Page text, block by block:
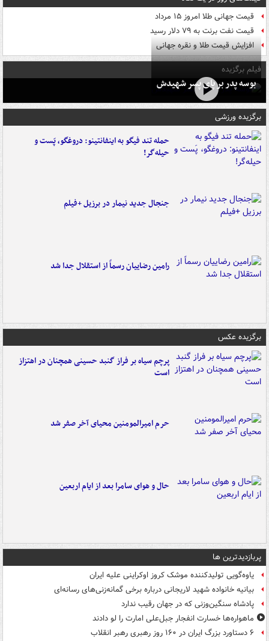
قیمت جهانی طلا امروز ۱۵ مرداد
قیمت نفت برنت به ۷۹ دلار رسید
افزایش قیمت طلا و نقره جهانی
فیلم برگزیده
بوسه‌ پدر بر پای پسر شهیدش
برگزیده ورزشی
حمله تند فیگو به اینفانتینو: دروغگو، پَست‌ و
حیله‌گر!
جنجال جدید نیمار در برزیل +فیلم
رامین رضاییان رسماً از استقلال جدا شد
برگزیده عکس
پرچم سیاه بر فراز گنبد حسینی همچنان در اهتزاز
است
حرم امیرالمومنین محیای آخر صفر شد
حال و هوای سامرا بعد از ایام اربعین
پربازدیدترین ها
یاوه‌گویی تولیدکننده موشک کروز اوکراینی علیه ایران
بیانیه خانواده شهید لاریجانی درباره برخی گمانه‌زنی‌های رسانه‌ای
پادشاه سنگین‌وزنی که در جهان رقیب ندارد
ماهواره‌ها خسارت انفجار جبل‌علی امارت را لو دادند
۶ دستاورد بزرگ ایران در ۱۶۰ روز رهبری رهبر انقلاب